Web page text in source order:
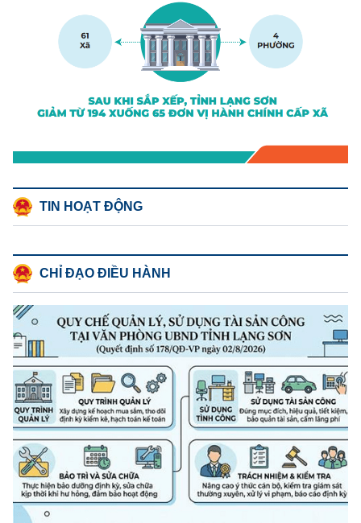
TIN HOẠT ĐỘNG
CHỈ ĐẠO ĐIỀU HÀNH